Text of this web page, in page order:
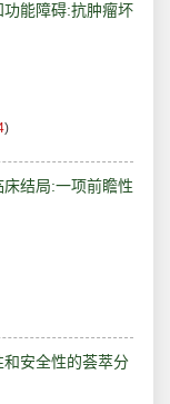
能障碍:抗肿瘤坏
)
结局:一项前瞻性
安全性的荟萃分